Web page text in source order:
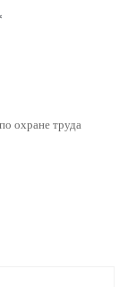
охране труда